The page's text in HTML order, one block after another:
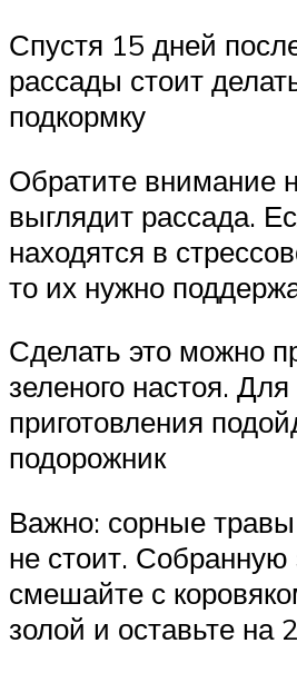
Спустя 15 дней
рассады стоит
подкормку
Обратите внимание
выглядит рассада.
находятся в
то их нужно
Сделать это можно
зеленого настоя. Для
приготовления
подорожник
Важно: сорные
не стоит. Собранную
смешайте с
золой и оставьте на